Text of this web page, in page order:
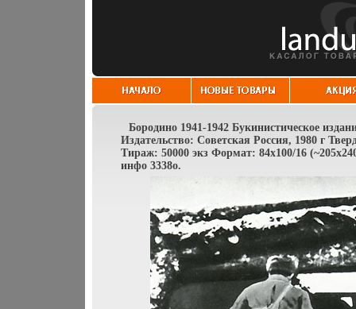
Бородино 1941-1942 Букинистическое
Издательство: Советская Россия, 1980 г
Тираж: 50000 экз Формат: 84x100/16
инфо 3338o.